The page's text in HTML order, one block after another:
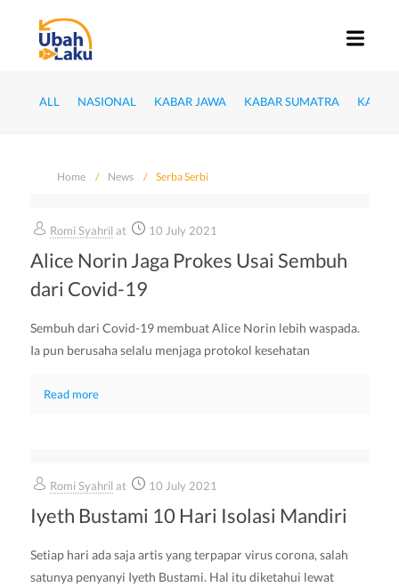
ALL NASIONAL KABAR JAWA KABAR SUMATRA
Home News Serba Serbi
Romi Syahril at 10 July 2021
Alice Norin Jaga Prokes Usai Sembuh
dari Covid-19
Sembuh dari Covid-19 membuat Alice Norin lebih waspada.
Ia pun berusaha selalu menjaga protokol kesehatan
Read more
Romi Syahril at 10 July 2021
Iyeth Bustami 10 Hari Isolasi Mandiri
Setiap hari ada saja artis yang terpapar virus corona, salah
satunya penyanyi Iyeth Bustami. Hal itu diketahui lewat